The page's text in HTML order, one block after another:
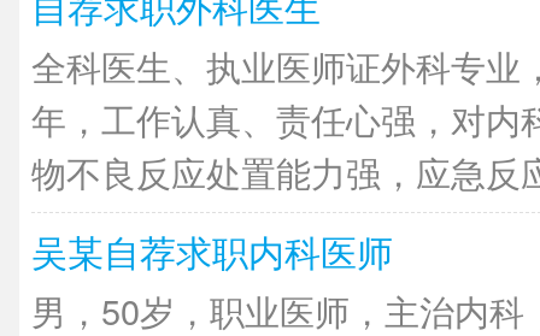
全科医生、执业医师证外科专业
年，工作认真、责任心强，对内
物不良反应处置能力强，应急反
吴某自荐求职内科医师
男，50岁，职业医师，主治内